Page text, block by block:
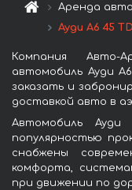
Аренда
Ауди A6 45
Компания Авто-
автомобиль Ауди
заказать и
доставкой авто в
Автомобиль
популярностью
снабжены
комфорта,
при движении по